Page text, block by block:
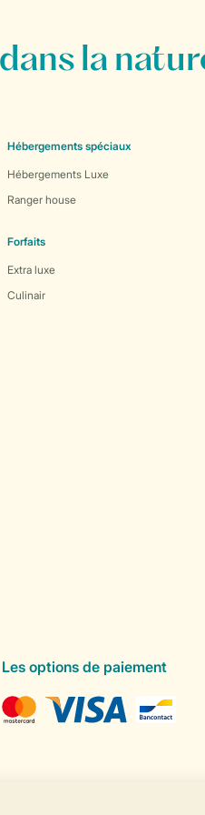
la
Hébergements spéciaux
Hébergements Luxe
Ranger house
Forfaits
Extra luxe
Culinair
Les options de paiement